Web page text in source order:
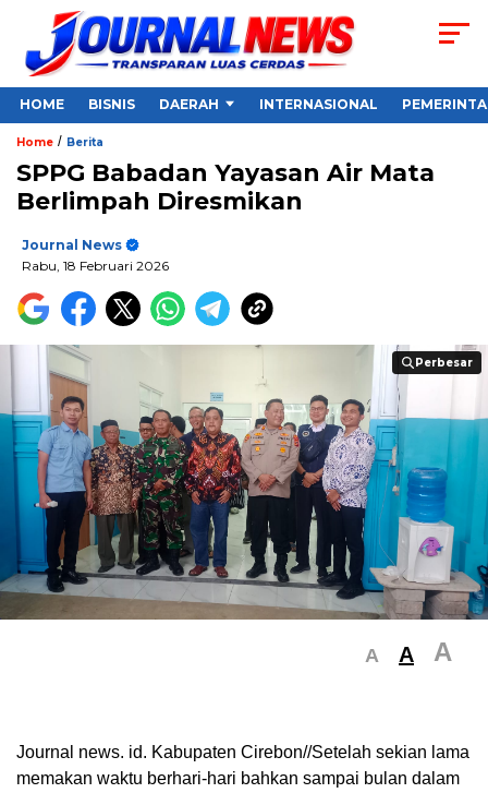
HOME BISNIS DAERAH INTERNASIONAL
Home / Berita
SPPG Babadan Yayasan Air Mata
Berlimpah Diresmikan
Journal News
Rabu, 18 Februari 2026
Perbesar
Perbesar
A A A
Journal news. id. Kabupaten Cirebon//Setelah sekian lama
memakan waktu berhari-hari bahkan sampai bulan dalam